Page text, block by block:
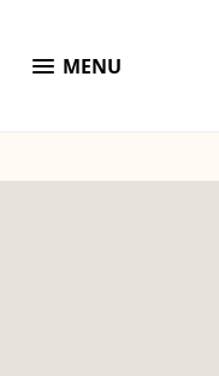
menu MENU